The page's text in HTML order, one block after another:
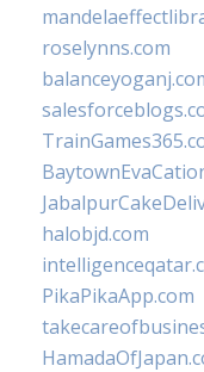
roselynns.com
halobjd.com
PikaPikaApp.com